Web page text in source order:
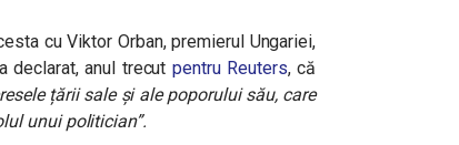
cu Viktor Orban, premierul Ungariei,
declarat, anul trecut pentru Reuters, că
țării sale și ale poporului său, care
unui politician”.